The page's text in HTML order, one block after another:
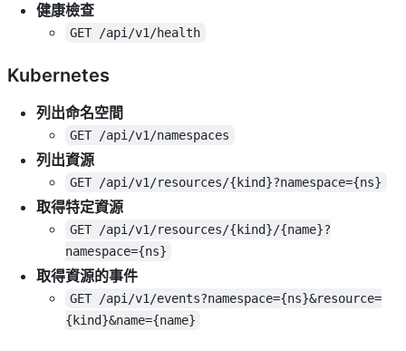
健康檢查
GET /api/v1/health
Kubernetes
列出命名空間
GET /api/v1/namespaces
列出資源
GET /api/v1/resources/{kind}?namespace={ns}
取得特定資源
GET /api/v1/resources/{kind}/{name}?
namespace={ns}
取得資源的事件
GET /api/v1/events?namespace={ns}&resource=
{kind}&name={name}